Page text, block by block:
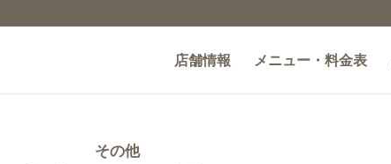
店舗情報 メニュー・料金表
その他